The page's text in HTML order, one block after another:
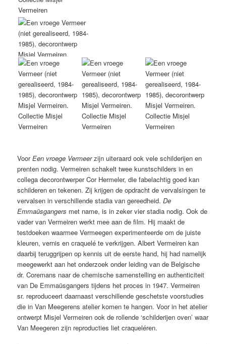
VoorEen vroege Vermeerzijn uiteraard ook vele schilderijen en
prenten nodig. Vermeiren schakelt twee kunstschilders in en
collega decorontwerper Cor Hermeler, die fabelachtig goed kan
schilderen en tekenen. Zij krijgen de opdracht de vervalsingen te
vervalsen in verschillende stadia van gereedheid.De
Emmaüsgangers met name, is in zeker vier stadia nodig. Ook de
vader van Vermeiren werkt mee aan de film. Hij maakt de
testdoeken waarmee Vermeegen experimenteerde om de juiste
kleuren, vernis en craquelé te verkrijgen. Albert Vermeiren kan
daarbij teruggrijpen op kennis uit de eerste hand, hij had namelijk
meegewerkt aan het onderzoek onder leiding van de Belgische
dr. Coremans naar de chemische samenstelling en authenticiteit
van De Emmaüsgangers tijdens het proces in 1947. Vermeiren
sr. reproduceert daarnaast verschillende geschetste voorstudies
die in Van Meegerens atelier komen te hangen. Voor in het atelier
ontwerpt Misjel Vermeiren ook de rollende ‘schilderijen oven’ waar
Van Meegeren zijn reproducties liet craqueléren.